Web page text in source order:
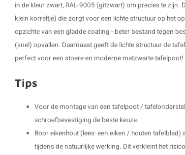
in de kleur zwart, RAL-9005 (gitzwart) om precies te zijn.
klein korreltje) die zorgt voor een lichte structuur op het
opzichte van een gladde coating - beter bestand tegen
(snel) opvallen. Daarnaast geeft de lichte structuur de
perfect voor een stoere en moderne matzwarte tafelpoot!
Tips
Voor de montage van een tafelpoot /
schroefbevestiging de beste keuze.
Boor eikenhout (lees: een eiken / houten
tijdens de natuurlijke werking. Dit verkleint het